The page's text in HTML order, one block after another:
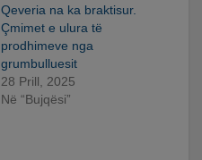
Qeveria na ka braktisur.
Çmimet e ulura të
prodhimeve nga
grumbulluesit
28 Prill, 2025
Në “Bujqësi”